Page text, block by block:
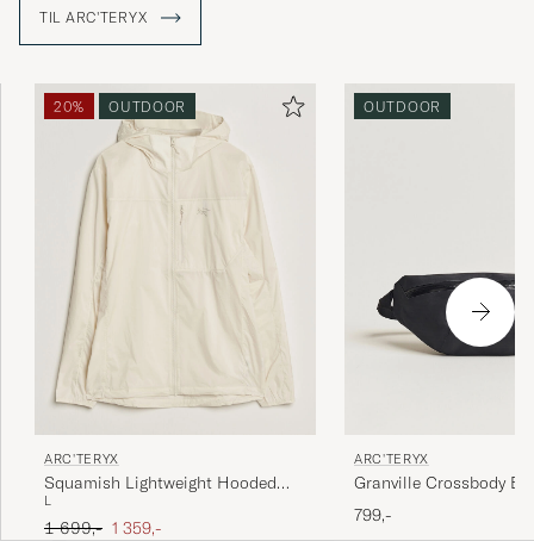
med inspiration fra ”Archaeopteryx”, den første dinosaurer
som udviklede fjer for at kunne flyve, og symboliserer
TIL ARC'TERYX
20% OUTDOOR
ARC'TERYX
Squamish Lightweight Hooded
Jacket Sea Salt
L
Ordinary pris
1 699,- Nedsat pris
1 359,-
OUTDOOR
ARC'TERYX
Granville Crossbody
799,-